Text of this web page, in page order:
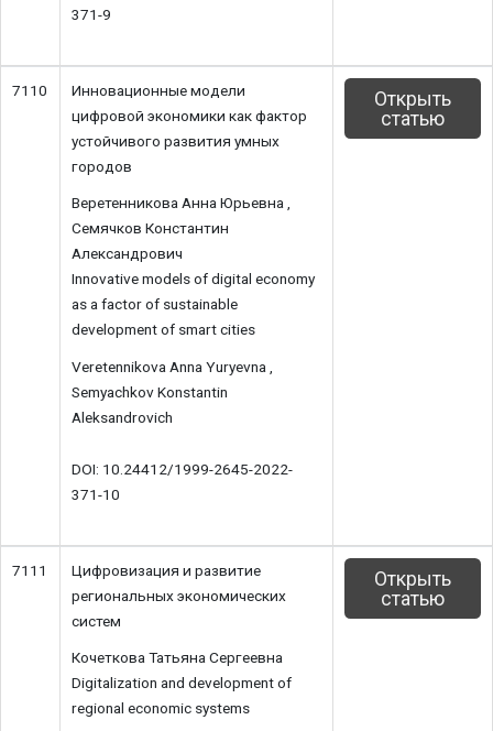
371-9
7110
Инновационные модели
цифровой экономики как фактор
устойчивого развития умных
городов
Веретенникова Анна Юрьевна ,
Семячков Константин
Александрович
Innovative models of digital economy
as a factor of sustainable
development of smart cities
Veretennikova Anna Yuryevna ,
Semyachkov Konstantin
Aleksandrovich
DOI: 10.24412/1999-2645-2022-
371-10
Открыть
статью
7111
Цифровизация и развитие
региональных экономических
систем
Кочеткова Татьяна Сергеевна
Digitalization and development of
regional economic systems
Открыть
статью